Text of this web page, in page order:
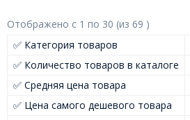
Отображено с 1 по 30 (из 69 )
✅ Категория товаров
✅ Количество товаров в каталоге
✅ Средняя цена товара
✅ Цена самого дешевого товара